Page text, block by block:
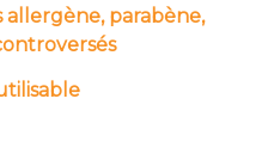
allergène, parabène,